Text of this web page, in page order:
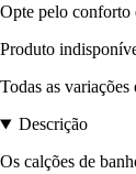
Opte pelo conforto
Produto
Todas as variações
Descrição
Os calções de